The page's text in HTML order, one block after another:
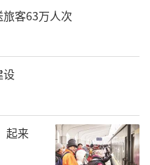
客63万人次
起来